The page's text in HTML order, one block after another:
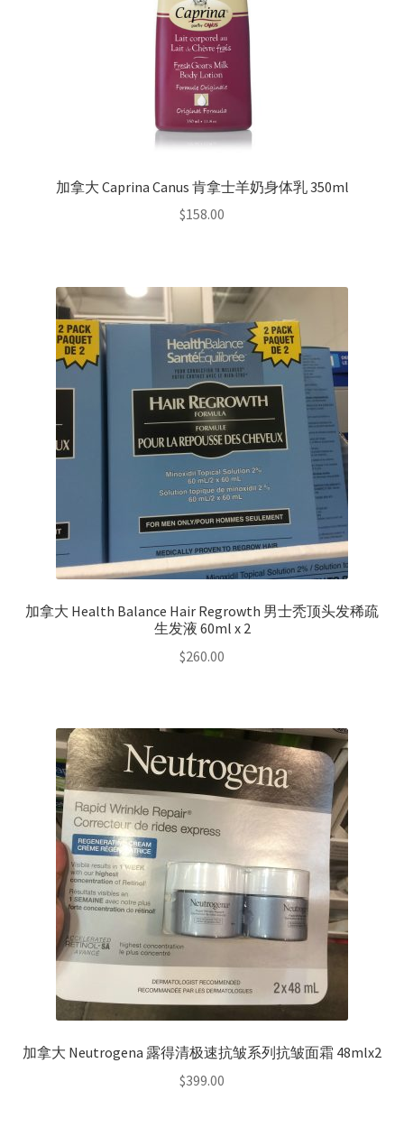
加拿大 Caprina Canus 肯拿士羊奶身体乳 350ml
$158.00
加拿大 Health Balance Hair Regrowth 男士秃顶头发稀疏
生发液 60ml x 2
$260.00
加拿大 Neutrogena 露得清极速抗皱系列抗皱面霜 48mlx2
$399.00